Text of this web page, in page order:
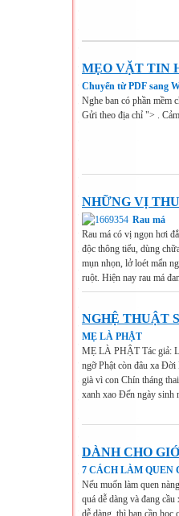
MẸO VẶT TIN
Chuyển từ PDF sang
Nghe ban có phần mềm
Gửi theo địa chỉ "> .
NHỮNG VỊ
Rau má
Rau má có vị ngọn hơi
độc thông tiểu, dùng
mụn nhọn, lở loét mẩn
ruột. Hiện nay rau má
NGHỆ THUẬT
MẸ LÀ PHẬT
MẸ LÀ PHẬT Tác giả:
ngỡ Phật còn đâu xa Đời
già vì con Chín tháng
xanh xao Đến ngày sinh
DÀNH CHO
7 CÁCH LÀM QUEN
Nếu muốn làm quen
quá dễ dàng và đang
dễ dàng, thì bạn cần học